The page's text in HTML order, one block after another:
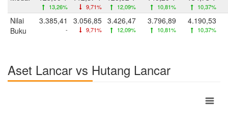
13,26% 9,71% 12,09% 10,81% 10,37%
Nilai
Buku
3.385,41
-
3.056,85
9,71%
3.426,47
12,09%
3.796,89
10,81%
4.190,53
10,37%
Aset Lancar vs Hutang Lancar